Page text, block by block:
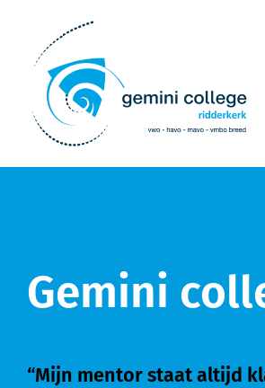
inhoud
Gemini
“Mijn mentor staat altijd